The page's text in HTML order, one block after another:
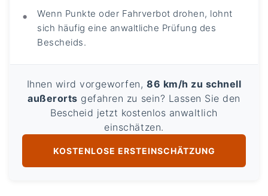
Wenn Punkte oder Fahrverbot drohen, lohnt
sich häufig eine anwaltliche Prüfung des
Bescheids.
Ihnen wird vorgeworfen,86 km/h zu schnell
außerorts gefahren zu sein? Lassen Sie den
Bescheid jetzt kostenlos anwaltlich
einschätzen.
KOSTENLOSE ERSTEINSCHÄTZUNG